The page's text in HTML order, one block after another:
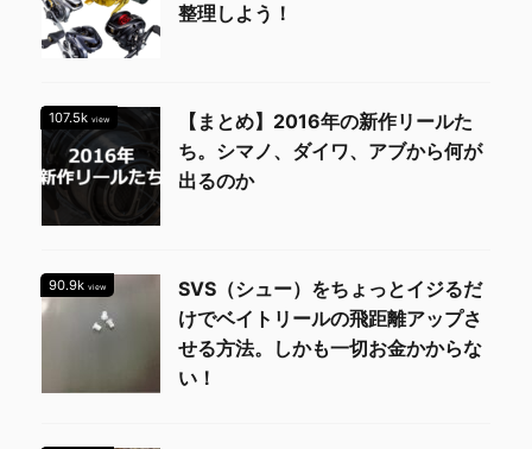
整理しよう！
107.5k view
【まとめ】2016年の新作リールた
ち。シマノ、ダイワ、アブから何が
出るのか
90.9k view
SVS（シュー）をちょっとイジるだ
けでベイトリールの飛距離アップさ
せる方法。しかも一切お金かからな
い！